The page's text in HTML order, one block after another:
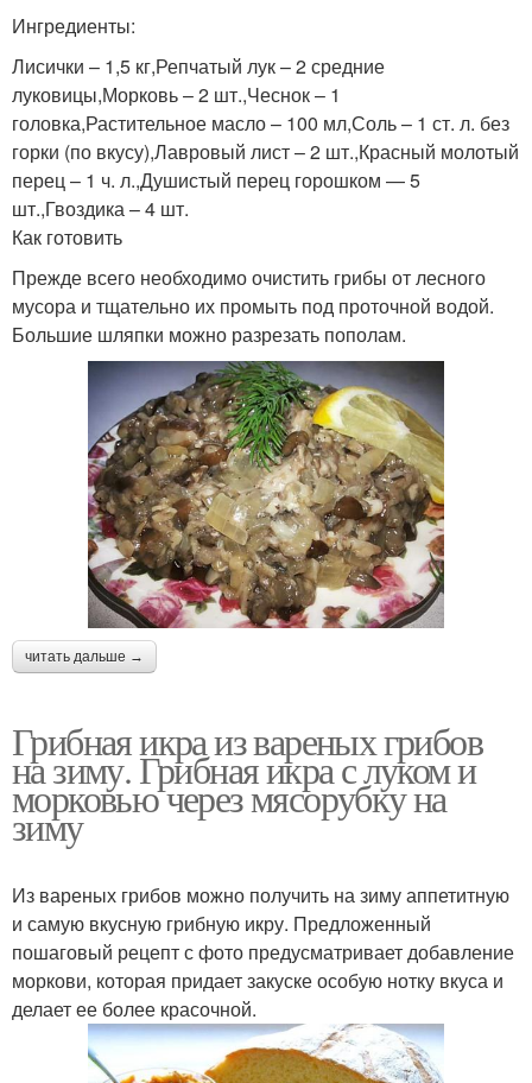
Ингредиенты:
Лисички – 1,5 кг,Репчатый лук – 2 средние
луковицы,Морковь – 2 шт.,Чеснок – 1
головка,Растительное масло – 100 мл,Соль – 1 ст. л. без
горки (по вкусу),Лавровый лист – 2 шт.,Красный молотый
перец – 1 ч. л.,Душистый перец горошком — 5
шт.,Гвоздика – 4 шт.
Как готовить
Прежде всего необходимо очистить грибы от лесного
мусора и тщательно их промыть под проточной водой.
Большие шляпки можно разрезать пополам.
читать дальше →
Грибная икра из вареных грибов
на зиму. Грибная икра с луком и
морковью через мясорубку на
зиму
Из вареных грибов можно получить на зиму аппетитную
и самую вкусную грибную икру. Предложенный
пошаговый рецепт с фото предусматривает добавление
моркови, которая придает закуске особую нотку вкуса и
делает ее более красочной.